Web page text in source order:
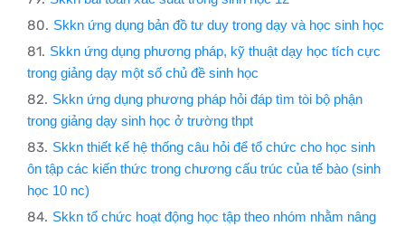
Skkn ứng dụng bản đồ tư duy trong dạy và học sinh học
Skkn ứng dụng phương pháp, kỹ thuật dạy học tích cực
trong giảng dạy một số chủ đề sinh học
Skkn ứng dụng phương pháp hỏi đáp tìm tòi bộ phận
trong giảng dạy sinh học ở trường thpt
Skkn thiết kế hệ thống câu hỏi để tổ chức cho học sinh
ôn tập các kiến thức trong chương cấu trúc của tế bào (sinh
học 10 nc)
Skkn tổ chức hoạt động học tập theo nhóm nhằm nâng